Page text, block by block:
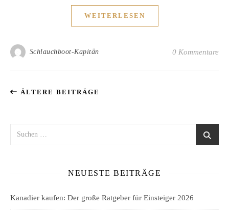
WEITERLESEN
Schlauchboot-Kapitän 0 Kommentare
ÄLTERE BEITRÄGE
NEUESTE BEITRÄGE
Kanadier kaufen: Der große Ratgeber für Einsteiger 2026